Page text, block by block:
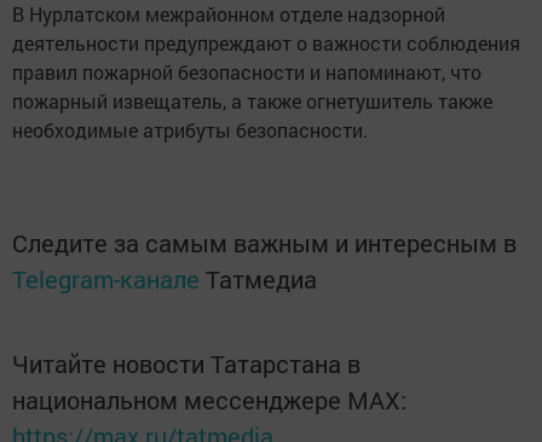
В Нурлатском межрайонном отделе надзорной
деятельности предупреждают о важности соблюдения
правил пожарной безопасности и напоминают, что
пожарный извещатель, а также огнетушитель также
необходимые атрибуты безопасности.
Следите за самым важным и интересным в
Telegram-канале Татмедиа
Читайте новости Татарстана в
национальном мессенджере MАХ: